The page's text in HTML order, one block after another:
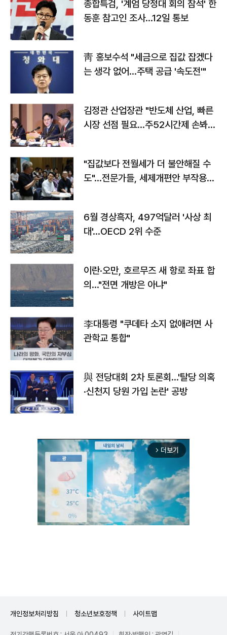
종합특검, '계엄 당정대 회의 참석' 한
동훈 참고인 조사...12일 통보
靑 홍보수석 "세금으로 집값 잡겠다
는 생각 없어…주택 공급 '속도전'"
김정관 산업장관 "반도체 산업, 빠른
시장 선점 필요…주52시간제 손봐
"집값보다 전월세가 더 불안해질 수
도"…전문가들, 세제개편안 부작용
6월 경상흑자, 497억달러 '사상 최
대'…OECD 2위 수준
이란·오만, 호르무즈 새 항로 좌표 합
의…"전면 개방은 아냐"
李대통령 "쿠데타 소지 없애려면 사
관학교 통합"
與 전당대회 2차 토론회…'탈당 의혹
·신천지 당원 가입 논란' 공방
arrow_forward_ios 더보기
개인정보처리방침 청소년보호정책 사이트맵